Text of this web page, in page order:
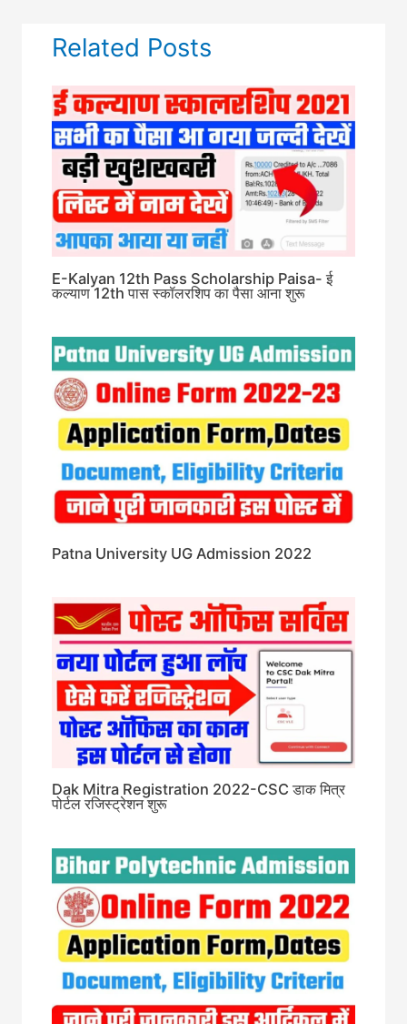
Related Posts
E-Kalyan 12th Pass Scholarship Paisa- ई
कल्याण 12th पास स्कॉलरशिप का पैसा आना शुरू
Patna University UG Admission 2022
Dak Mitra Registration 2022-CSC डाक मित्र
पोर्टल रजिस्ट्रेशन शुरू